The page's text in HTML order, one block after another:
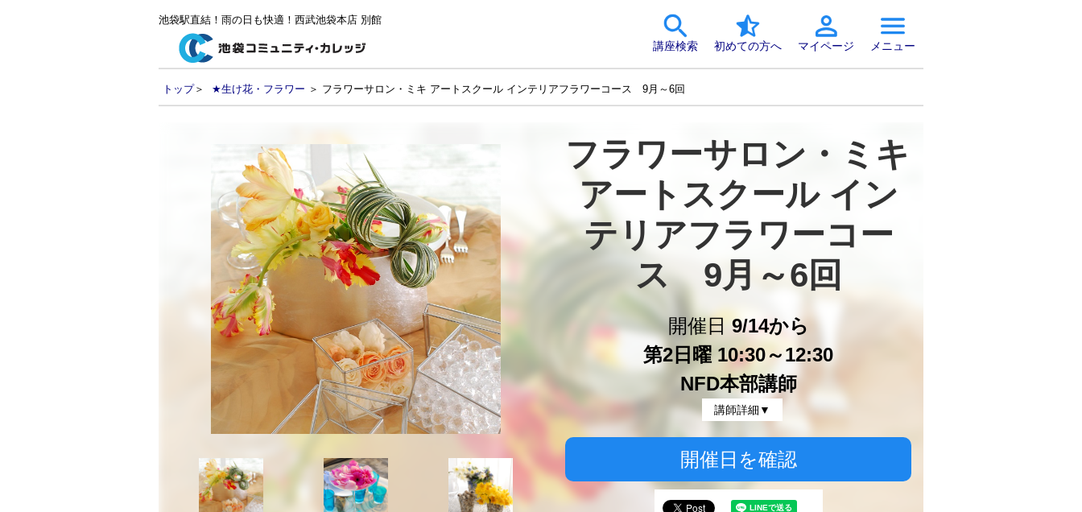
池袋駅直結！雨の日も快適！西武池袋本店 別館
講座検索 初めての方へ マイページ メニュー
トップ＞ ★生け花・フラワー ＞ フラワーサロン・ミキ アートスクール インテリアフラワーコース 9月～6回
フラワーサロン・ミキ
アートスクール イン
テリアフラワーコー
ス　9月～6回
開催日 9/14から
第2日曜 10:30～12:30
NFD本部講師
講師詳細▼
開催日を確認